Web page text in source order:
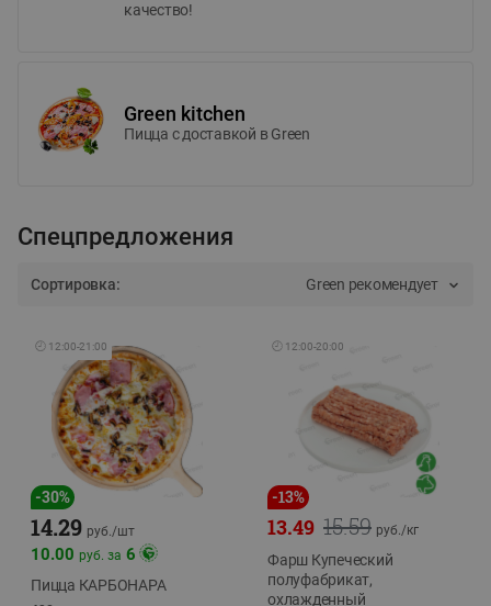
качество!
Green kitchen
Пицца c доставкой в Green
Спецпредложения
Сортировка: Green рекомендует
🕘 12:00-21:00
-30%
14.29 руб./шт
10.00 руб. за 6
Пицца КАРБОНАРА
🕘 12:00-20:00
-13%
15.59
13.49 руб./кг
Фарш Купеческий
полуфабрикат,
охлажденный